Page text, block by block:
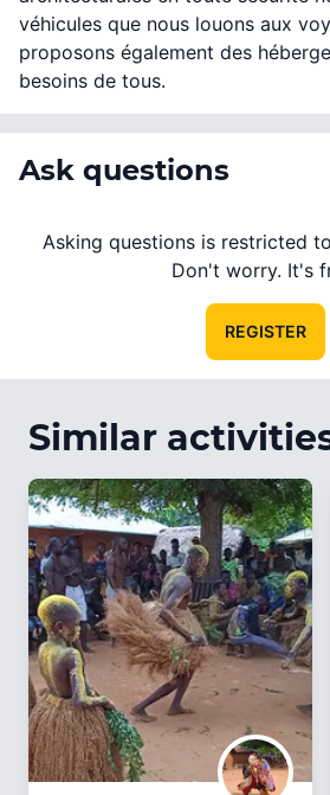
véhicules que nous louons aux
proposons également des
besoins de tous.
Ask questions
Asking questions is restricted
Don't worry. It's
REGISTER
Similar